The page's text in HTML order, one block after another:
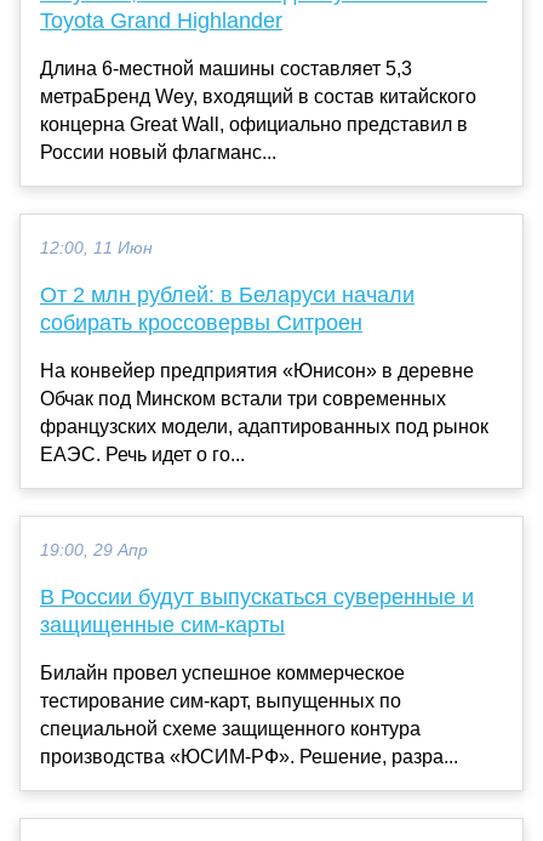
Toyota Grand Highlander
Длина 6-местной машины составляет 5,3
метраБренд Wey, входящий в состав китайского
концерна Great Wall, официально представил в
России новый флагманс...
12:00, 11 Июн
От 2 млн рублей: в Беларуси начали
собирать кроссовервы Ситроен
На конвейер предприятия «Юнисон» в деревне
Обчак под Минском встали три современных
французских модели, адаптированных под рынок
ЕАЭС. Речь идет о го...
19:00, 29 Апр
В России будут выпускаться суверенные и
защищенные сим-карты
Билайн провел успешное коммерческое
тестирование сим-карт, выпущенных по
специальной схеме защищенного контура
производства «ЮСИМ-РФ». Решение, разра...